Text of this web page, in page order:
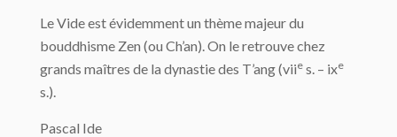
Le Vide est évidemment un thème majeur du
bouddhisme Zen (ou Ch’an). On le retrouve chez
grands maîtres de la dynastie des T’ang (viie s. – ixe
s.).
Pascal Ide